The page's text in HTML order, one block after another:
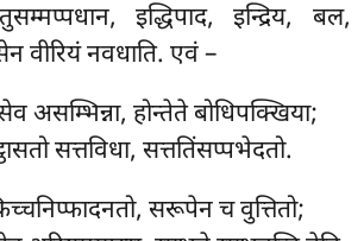
इद्धिपाद, इन्द्रिय, बल,
वीरियं नवधाति. एवं –
असम्भिन्ना, होन्तेते बोधिपक्खिया;
सत्तविधा, सत्ततिंसप्पभेदतो.
सरूपेन च वुत्तितो;